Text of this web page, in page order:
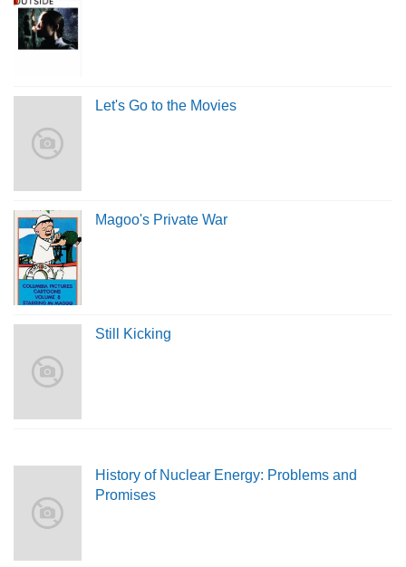
Let's Go to the Movies
Magoo's Private War
Still Kicking
History of Nuclear Energy: Problems and
Promises